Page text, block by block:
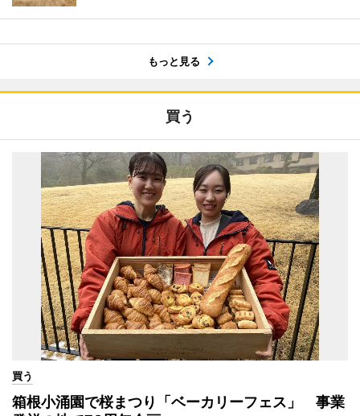
もっと見る
買う
買う
箱根小涌園で桜まつり「ベーカリーフェス」 事業